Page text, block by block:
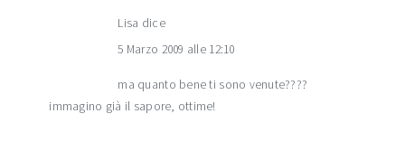
Lisa dice
5 Marzo 2009 alle 12:10
ma quanto bene ti sono venute????
immagino già il sapore, ottime!